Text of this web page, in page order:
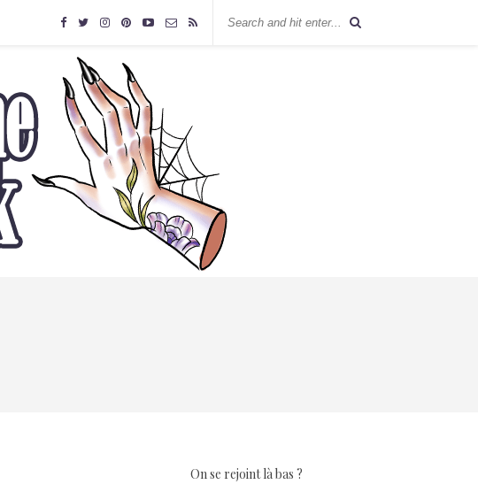
On se rejoint là bas ?